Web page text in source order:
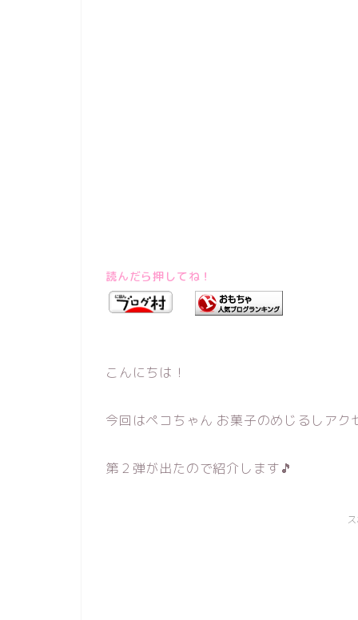
読んだら押してね！
こんにちは！
今回はペコちゃん お菓子のめじるしアク
第２弾が出たので紹介します🎵